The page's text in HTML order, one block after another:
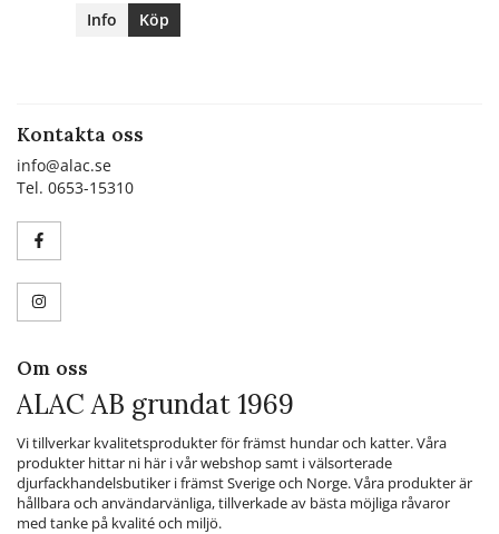
Info Köp
Kontakta oss
info@alac.se
Tel. 0653-15310
Om oss
ALAC AB grundat 1969
Vi tillverkar kvalitetsprodukter för främst hundar och katter. Våra
produkter hittar ni här i vår webshop samt i välsorterade
djurfackhandelsbutiker i främst Sverige och Norge. Våra produkter är
hållbara och användarvänliga, tillverkade av bästa möjliga råvaror
med tanke på kvalité och miljö.